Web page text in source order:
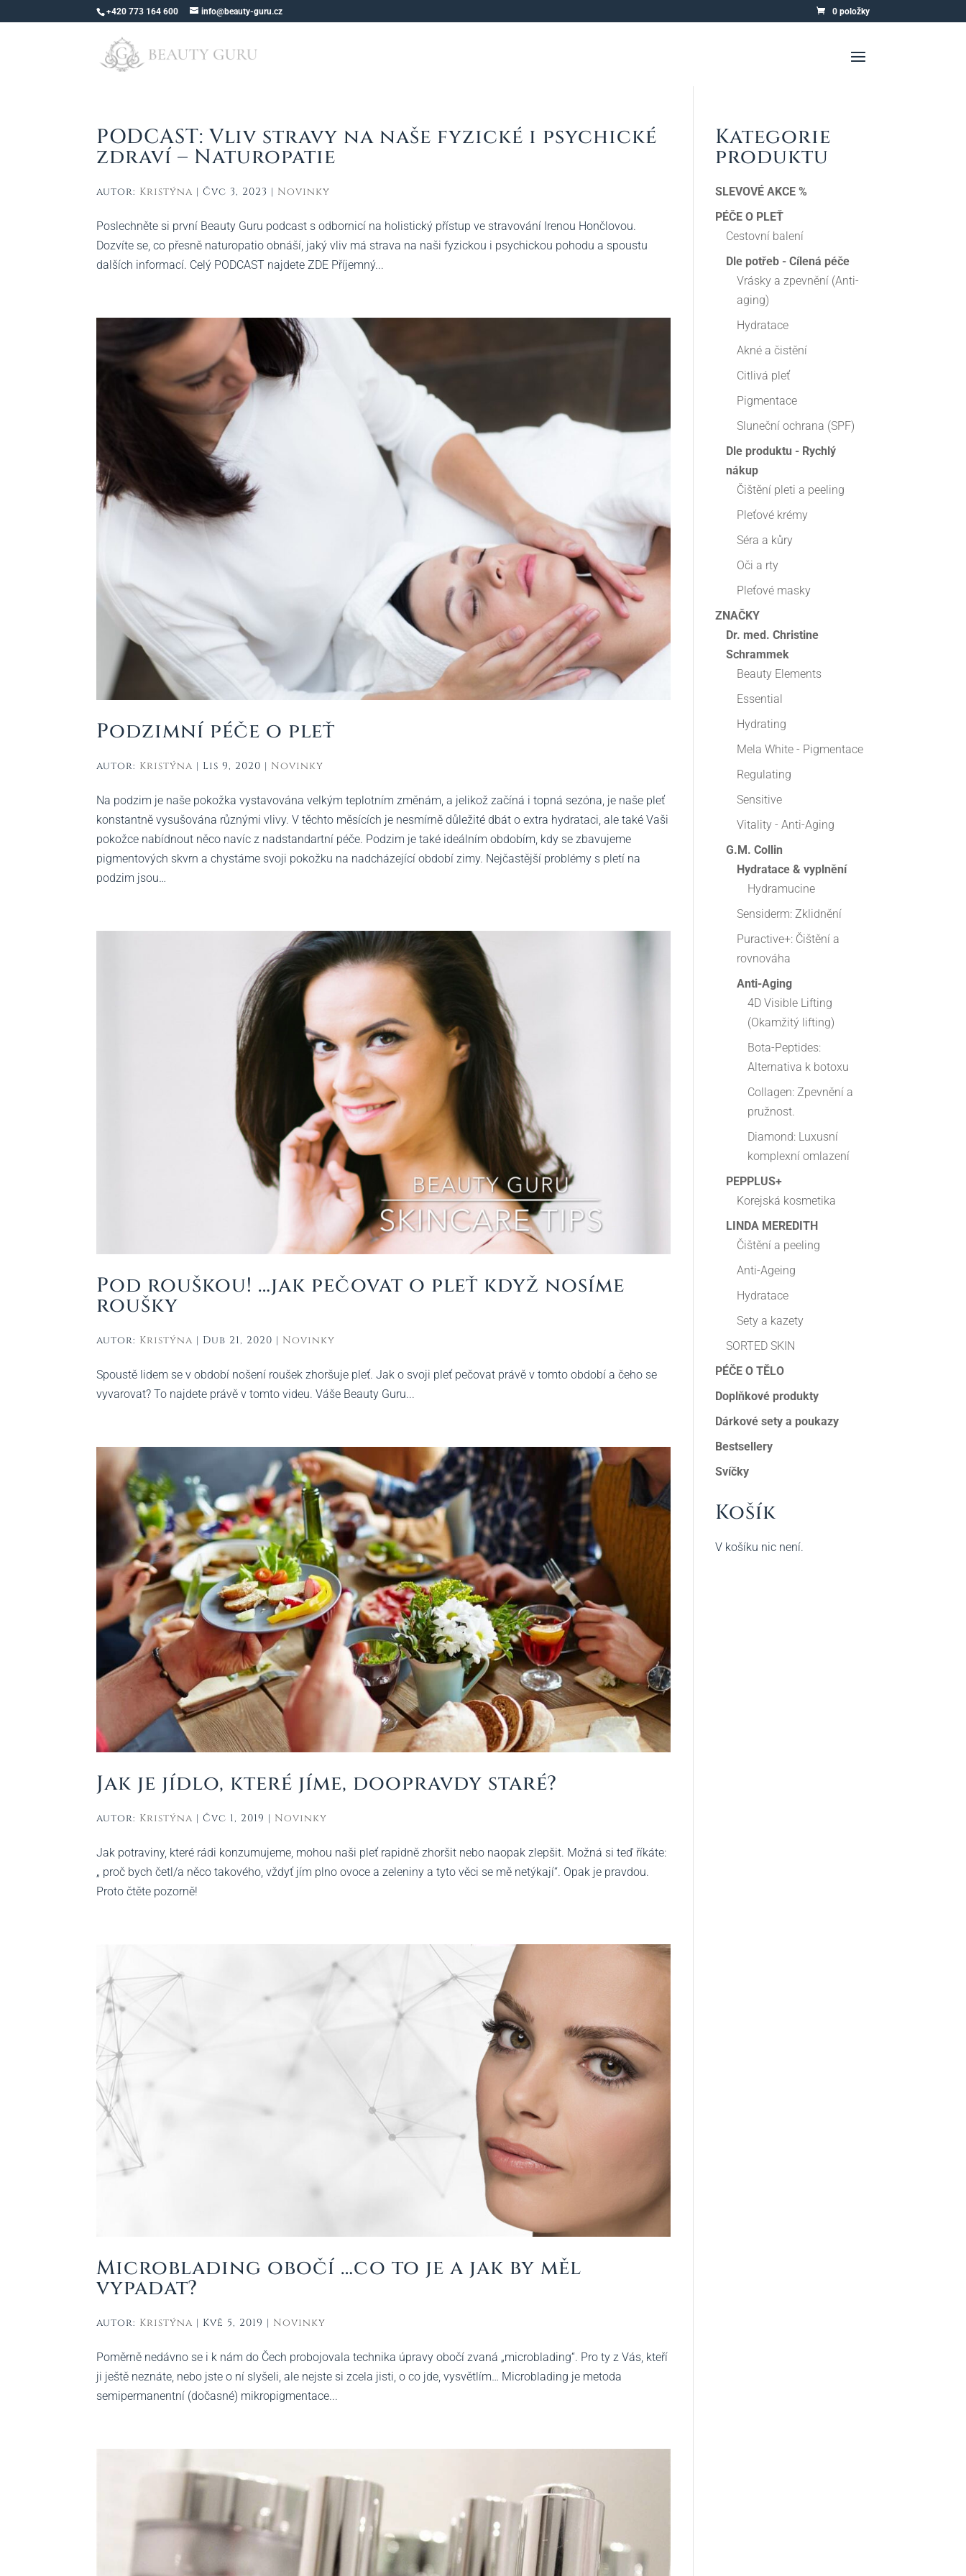
+420 773 164 600 info@beauty-guru.cz 0 položky
PODCAST: Vliv stravy na naše fyzické i psychické
zdraví – Naturopatie
autor: Kristýna |Čvc 3, 2023 | Novinky
Poslechněte si první Beauty Guru podcast s odbornicí na holistický přístup ve stravování Irenou Hončlovou.
Dozvíte se, co přesně naturopatio obnáší, jaký vliv má strava na naši fyzickou i psychickou pohodu a spoustu
dalších informací. Celý PODCAST najdete ZDE Příjemný...
Podzimní péče o pleť
autor: Kristýna | Lis 9, 2020 | Novinky
Na podzim je naše pokožka vystavována velkým teplotním změnám, a jelikož začíná i topná sezóna, je naše pleť
konstantně vysušována různými vlivy. V těchto měsících je nesmírně důležité dbát o extra hydrataci, ale také Vaši
pokožce nabídnout něco navíc z nadstandartní péče. Podzim je také ideálním obdobím, kdy se zbavujeme
pigmentových skvrn a chystáme svoji pokožku na nadcházející období zimy. Nejčastější problémy s pletí na
podzim jsou…
Pod rouškou! …jak pečovat o pleť když nosíme
roušky
autor: Kristýna | Dub 21, 2020 | Novinky
Spoustě lidem se v období nošení roušek zhoršuje pleť. Jak o svoji pleť pečovat právě v tomto období a čeho se
vyvarovat? To najdete právě v tomto videu. Váše Beauty Guru...
Jak je jídlo, které jíme, doopravdy staré?
autor: Kristýna |Čvc 1, 2019 | Novinky
Jak potraviny, které rádi konzumujeme, mohou naši pleť rapidně zhoršit nebo naopak zlepšit. Možná si teď říkáte:
„ proč bych četl/a něco takového, vždyť jím plno ovoce a zeleniny a tyto věci se mě netýkají“. Opak je pravdou.
Proto čtěte pozorně!
Microblading obočí …co to je a jak by měl
vypadat?
autor: Kristýna | Kvě 5, 2019 | Novinky
Poměrně nedávno se i k nám do Čech probojovala technika úpravy obočí zvaná „microblading“. Pro ty z Vás, kteří
ji ještě neznáte, nebo jste o ní slyšeli, ale nejste si zcela jisti, o co jde, vysvětlím… Microblading je metoda
semipermanentní (dočasné) mikropigmentace...
Kategorie
produktu
SLEVOVÉ AKCE %
PÉČE O PLEŤ
Cestovní balení
Dle potřeb - Cílená péče
Vrásky a zpevnění (Anti-
aging)
Hydratace
Akné a čistění
Citlivá pleť
Pigmentace
Sluneční ochrana (SPF)
Dle produktu - Rychlý
nákup
Čištění pleti a peeling
Pleťové krémy
Séra a kůry
Oči a rty
Pleťové masky
ZNAČKY
Dr. med. Christine
Schrammek
Beauty Elements
Essential
Hydrating
Mela White - Pigmentace
Regulating
Sensitive
Vitality - Anti-Aging
G.M. Collin
Hydratace & vyplnění
Hydramucine
Sensiderm: Zklidnění
Puractive+: Čištění a
rovnováha
Anti-Aging
4D Visible Lifting
(Okamžitý lifting)
Bota-Peptides:
Alternativa k botoxu
Collagen: Zpevnění a
pružnost.
Diamond: Luxusní
komplexní omlazení
PEPPLUS+
Korejská kosmetika
LINDA MEREDITH
Čištění a peeling
Anti-Ageing
Hydratace
Sety a kazety
SORTED SKIN
PÉČE O TĚLO
Doplňkové produkty
Dárkové sety a poukazy
Bestsellery
Svíčky
Košík
V košíku nic není.